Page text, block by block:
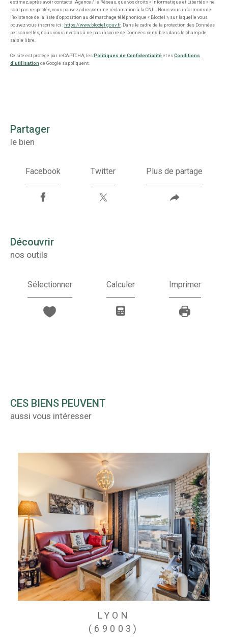
estimez, après avoir contacté l'Agence / le Réseau, que vos droits « Informatique et Libertés » ne
sont pas respectés, vous pouvez adresser une réclamation à la CNIL. Nous vous informons de
l’existence de la liste d'opposition au démarchage téléphonique « Bloctel », sur laquelle vous
pouvez vous inscrire ici : https://www.bloctel.gouv.fr. Dans le cadre de la protection des Données
personnelles, nous vous invitons à ne pas inscrire de Données sensibles dans le champ de
saisie libre.
Ce site est protégé par reCAPTCHA, les Politiques de Confidentialité et es Conditions
d'utilisation de Google s'appliquent.
partager
le bien
Facebook Twitter Plus de partage
découvrir
nos outils
Sélectionner Calculer Imprimer
CES BIENS PEUVENT
aussi vous intéresser
LYON
(69003)